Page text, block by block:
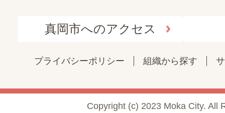
真岡市へのアクセス
プライバシーポリシー 組織から探す
Copyright (c) 2023 Moka City. All